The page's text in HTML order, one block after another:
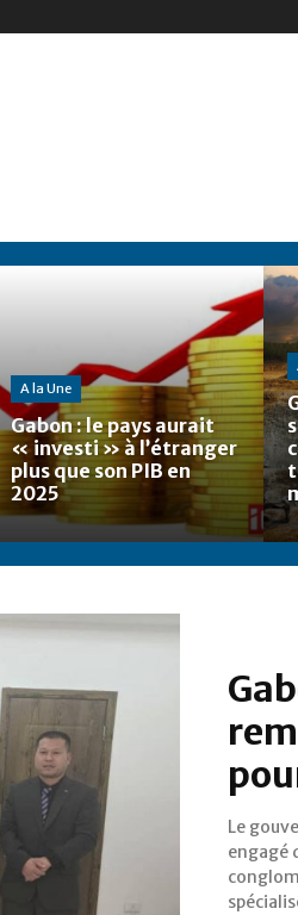
A la Une
Gabon : le pays aurait
« investi » à l’étranger
plus que son PIB en
2025
Le
engagé
pour
Moses